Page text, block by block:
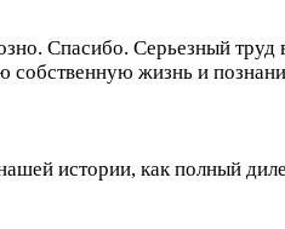
Спасибо. Серьезный
собственную жизнь и
истории, как полный